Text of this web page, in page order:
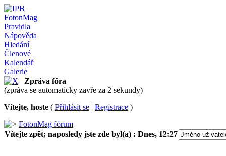
FotonMag
Pravidla
Nápověda
Hledání
Členové
Kalendář
Galerie
Zpráva fóra
(zpráva se automaticky zavře za 2 sekundy)
Vítejte, hoste ( Přihlásit se | Registrace )
FotonMag fórum
Vítejte zpět; naposledy jste zde byl(a) : Dnes, 12:27